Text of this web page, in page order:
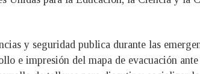
y seguridad publica durante las
e impresión del mapa de evacuación